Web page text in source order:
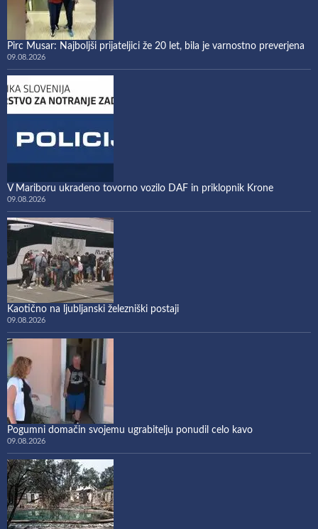
Pirc Musar: Najboljši prijateljici že 20 let, bila je varnostno preverjena
09.08.2026
V Mariboru ukradeno tovorno vozilo DAF in priklopnik Krone
09.08.2026
Kaotično na ljubljanski železniški postaji
09.08.2026
Pogumni domačin svojemu ugrabitelju ponudil celo kavo
09.08.2026